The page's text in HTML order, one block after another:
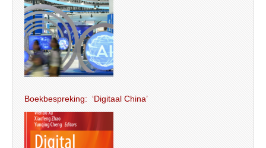
Boekbespreking: ‘Digitaal China’